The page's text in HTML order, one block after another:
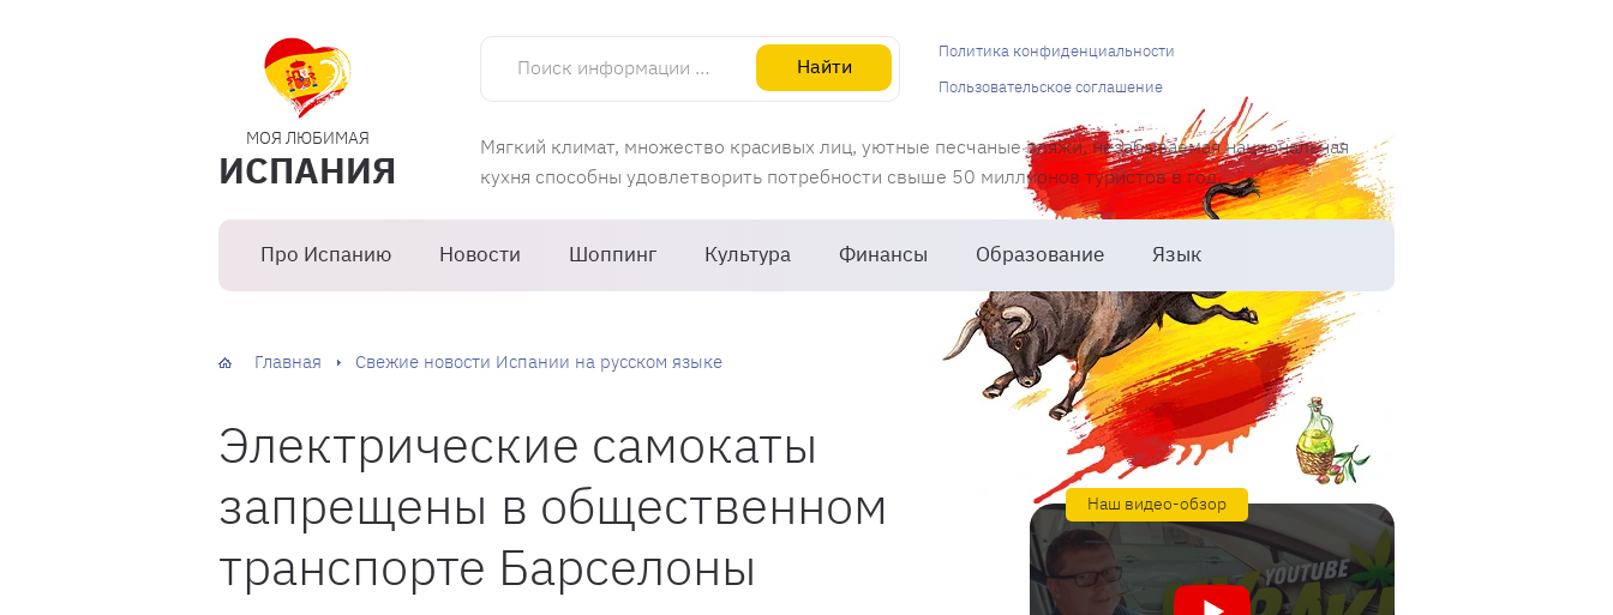
МОЯ ЛЮБИМАЯ
ИСПАНИЯ
Поиск информации об Испании
Найти
Мягкий климат, множество красивых лиц, уютные песчаные пляжи, незабываемая национальная
кухня способны удовлетворить потребности свыше 50 миллионов туристов в год.
Про Испанию Новости Шоппинг Культура Финансы Образование Язык
Политика конфиденциальности
Пользовательское соглашение
Главная Свежие новости Испании на русском языке
Электрические самокаты
запрещены в общественном
транспорте Барселоны
Наш видео-обзор